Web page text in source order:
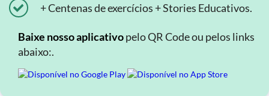
+ Centenas de exercícios + Stories Educativos.
Baixe nosso aplicativopelo QR Code ou pelos links
abaixo:.